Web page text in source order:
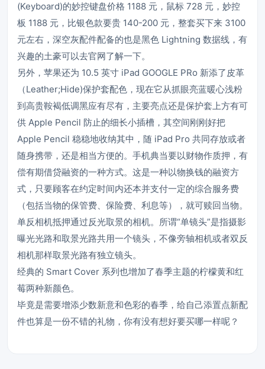
(Keyboard)的妙控键盘价格 1188 元，鼠标 728 元，妙控
板 1188 元，比银色款要贵 140-200 元，整套买下来 3100
元左右，深空灰配件配备的也是黑色 Lightning 数据线，有
兴趣的土豪可以去官网了解一下。
另外，苹果还为 10.5 英寸 iPad GOOGLE PRo 新添了皮革
（Leather;Hide)保护套配色，现在它从抓眼亮蓝暖心浅粉
到高贵鞍褐低调黑应有尽有，主要亮点还是保护套上方有可
供 Apple Pencil 防止的细长小插槽，其空间刚刚好把
Apple Pencil 稳稳地收纳其中，随 iPad Pro 共同存放或者
随身携带，还是相当方便的。手机典当要以财物作质押，有
偿有期借贷融资的一种方式。这是一种以物换钱的融资方
式，只要顾客在约定时间内还本并支付一定的综合服务费
（包括当物的保管费、保险费、利息等），就可赎回当物。
单反相机抵押通过反光取景的相机。所谓“单镜头”是指摄影
曝光光路和取景光路共用一个镜头，不像旁轴相机或者双反
相机那样取景光路有独立镜头。
经典的 Smart Cover 系列也增加了春季主题的柠檬黄和红
莓两种新颜色。
毕竟是需要增添少数新意和色彩的春季，给自己添置点新配
件也算是一份不错的礼物，你有没有想好要买哪一样呢？